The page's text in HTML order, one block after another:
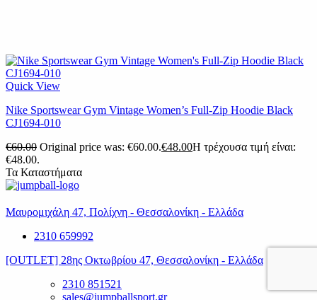
Quick View
Nike Sportswear Gym Vintage Women’s Full-Zip Hoodie Black
CJ1694-010
€60.00 Original price was: €60.00.€48.00Η τρέχουσα τιμή είναι:
€48.00.
Τα Καταστήματα
Μαυρομιχάλη 47, Πολίχνη - Θεσσαλονίκη - Ελλάδα
2310 659992
[OUTLET] 28ης Οκτωβρίου 47, Θεσσαλονίκη - Ελλάδα
2310 851521
sales@jumpballsport.gr